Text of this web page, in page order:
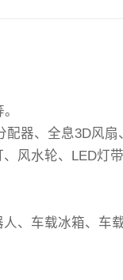
器、全息3D风扇
风水轮、LED灯带
、车载冰箱、车